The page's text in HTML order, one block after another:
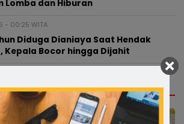
Lomba dan Hiburan
- 00:25 WITA
Diduga Dianiaya Saat Hendak
Kepala Bocor hingga Dijahit